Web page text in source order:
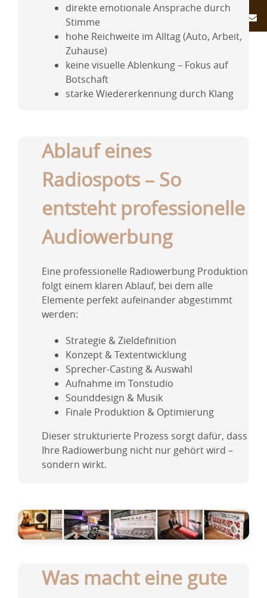
direkte emotionale Ansprache durch
Stimme
hohe Reichweite im Alltag (Auto, Arbeit,
Zuhause)
keine visuelle Ablenkung – Fokus auf
Botschaft
starke Wiedererkennung durch Klang
Ablauf eines
Radiospots – So
entsteht professionelle
Audiowerbung
Eine professionelle Radiowerbung Produktion
folgt einem klaren Ablauf, bei dem alle
Elemente perfekt aufeinander abgestimmt
werden:
Strategie & Zieldefinition
Konzept & Textentwicklung
Sprecher-Casting & Auswahl
Aufnahme im Tonstudio
Sounddesign & Musik
Finale Produktion & Optimierung
Dieser strukturierte Prozess sorgt dafür, dass
Ihre Radiowerbung nicht nur gehört wird –
sondern wirkt.
Was macht eine gute